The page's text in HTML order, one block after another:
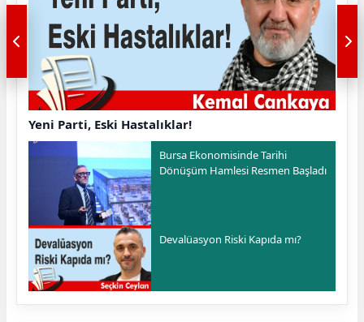
Yeni Parti, Eski Hastalıklar!
Bursa Ekonomisinde Tarihi
Dönüşüm Hamlesi Resmen Başladı
Devalüasyon Riski Kapıda mı?